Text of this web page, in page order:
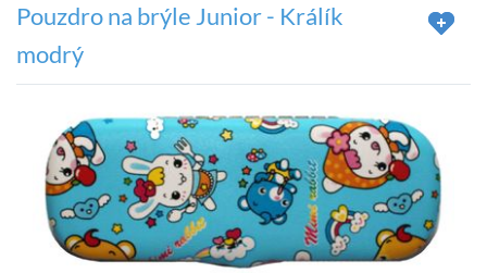
Pouzdro na brýle Junior - Králík
modrý